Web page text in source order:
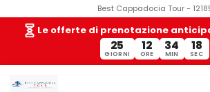
Best Cappadocia Tour -
Le offerte di prenotazione
25
GIORNI
12
ORE
34
MIN
17
SEC